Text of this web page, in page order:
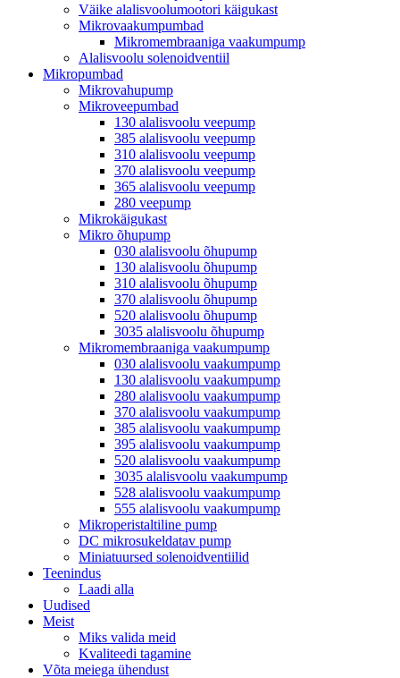
Väike alalisvoolumootori käigukast
Mikrovaakumpumbad
Mikromembraaniga vaakumpump
Alalisvoolu solenoidventiil
Mikropumbad
Mikrovahupump
Mikroveepumbad
130 alalisvoolu veepump
385 alalisvoolu veepump
310 alalisvoolu veepump
370 alalisvoolu veepump
365 alalisvoolu veepump
280 veepump
Mikrokäigukast
Mikro õhupump
030 alalisvoolu õhupump
130 alalisvoolu õhupump
310 alalisvoolu õhupump
370 alalisvoolu õhupump
520 alalisvoolu õhupump
3035 alalisvoolu õhupump
Mikromembraaniga vaakumpump
030 alalisvoolu vaakumpump
130 alalisvoolu vaakumpump
280 alalisvoolu vaakumpump
370 alalisvoolu vaakumpump
385 alalisvoolu vaakumpump
395 alalisvoolu vaakumpump
520 alalisvoolu vaakumpump
3035 alalisvoolu vaakumpump
528 alalisvoolu vaakumpump
555 alalisvoolu vaakumpump
Mikroperistaltiline pump
DC mikrosukeldatav pump
Miniatuursed solenoidventiilid
Teenindus
Laadi alla
Uudised
Meist
Miks valida meid
Kvaliteedi tagamine
Võta meiega ühendust